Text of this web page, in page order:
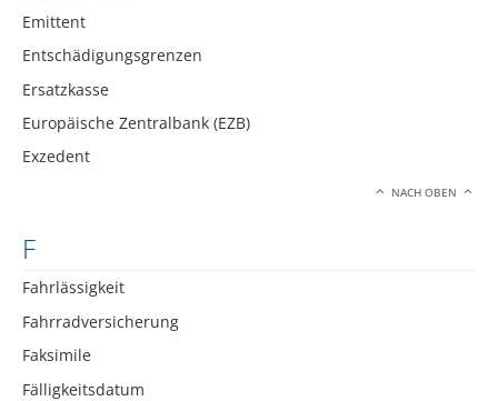
Emittent
Entschädigungsgrenzen
Ersatzkasse
Europäische Zentralbank (EZB)
Exzedent
NACH OBEN
F
Fahrlässigkeit
Fahrradversicherung
Faksimile
Fälligkeitsdatum